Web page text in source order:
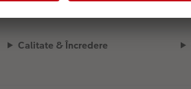
Calitate & Încredere